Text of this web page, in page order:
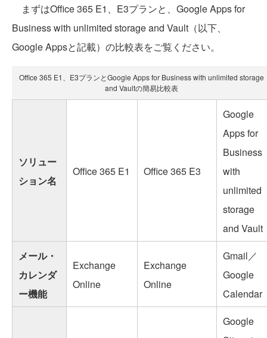
まずはOffice 365 E1、E3プランと、Google Apps for
Business with unlimited storage and Vault（以下、
Google Appsと記載）の比較表をご覧ください。
Office 365 E1、E3プランとGoogle Apps for Business with unlimited storage
and Vaultの簡易比較表
ソリュー
ション名
Office 365 E1 Office 365 E3
Google
Apps for
Business
with
unlimited
storage
and Vault
メール・
カレンダ
ー機能
Exchange
Online
Exchange
Online
Gmail／
Google
Calendar
Google